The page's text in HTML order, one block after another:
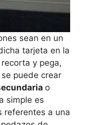
sean en un
tarjeta en la
y pega,
puede crear
o
simple es
referentes a una